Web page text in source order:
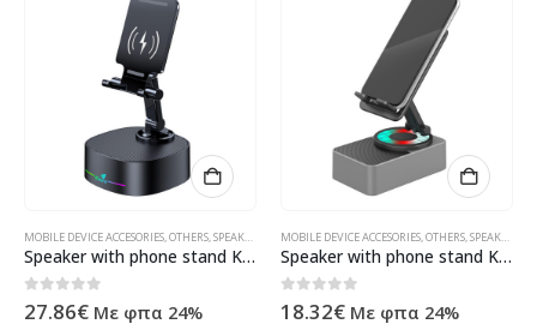
MOBILE DEVICE ACCESORIES,OTHERS,SPEAKERS ΠΡΟΪΌΝΤΑ ΠΛΗΡΟΦΟΡΙΚΉΣ - ΚΙΝΗΤΉΣ
Speaker with phone stand Kisonli M5, Bluetooth, Wireless charging, FM, AUX, RGB, Different colors – 22275
0out of 5
27.86€ Με φπα 24%
MOBILE DEVICE ACCESORIES,OTHERS,SPEAKERS
Speaker with phone stand Kisonli M2, Bluetooth, USB, RGB, Different colors – 22274
0 out of 5
18.32€ Με φπα 24%